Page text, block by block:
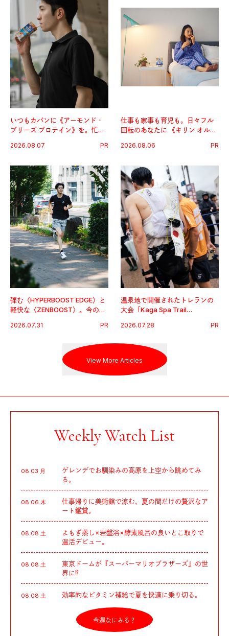
いつもカバンに《アーモンド・
ブリーズ プロテイン》を。忙し
グ習慣。
2026.08.07 PR
仕事も家事も育児も。日々フル
回転のあなたに 《キリン オルニ
2026.08.06 PR
弾む〈HYPERBOOST EDGE〉と
軽快な〈ZENBOOST〉。今の時
出した新機軸。
2026.07.31 PR
温泉地で開催されたトレランの
大会「Kaga Spa Trail
戦を夢見るランナーたちの奮闘
2026.07.28 PR
View More Articles
Weekly Watch List
08.03 月
ゲレンデでお馴染みの高原を上空から眺めてみ
る。
08.06 木
仕事帰りに美術館で涼む、夏の間だけの贅沢なア
ート鑑賞。
08.08 土
よもぎ蒸し×岩盤浴×酵素風呂の良いとこ取りで
温活デビュー。
08.08 土
東京ドームが『スーパーマリオブラザーズ』の世
界に⁉︎
08.08 土 効率的なビタミン補給で夏を快適に乗り切る。
今週なにみる？